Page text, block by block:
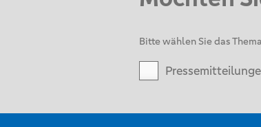
Bitte wählen Sie das